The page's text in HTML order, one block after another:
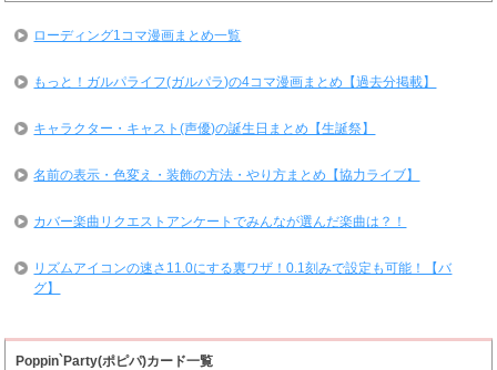
ローディング1コマ漫画まとめ一覧
もっと！ガルパライフ(ガルパラ)の4コマ漫画まとめ【過去分掲載】
キャラクター・キャスト(声優)の誕生日まとめ【生誕祭】
名前の表示・色変え・装飾の方法・やり方まとめ【協力ライブ】
カバー楽曲リクエストアンケートでみんなが選んだ楽曲は？！
リズムアイコンの速さ11.0にする裏ワザ！0.1刻みで設定も可能！【バ
グ】
Poppin`Party(ポピパ)カード一覧